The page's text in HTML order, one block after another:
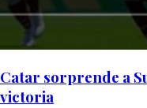
Catar sorprende a
victoria